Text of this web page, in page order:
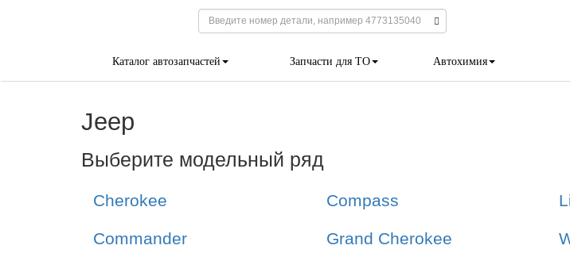
Каталог автозапчастей Запчасти для ТО Автохимия
Jeep
Выберите модельный ряд
Cherokee Compass
Commander Grand Cherokee